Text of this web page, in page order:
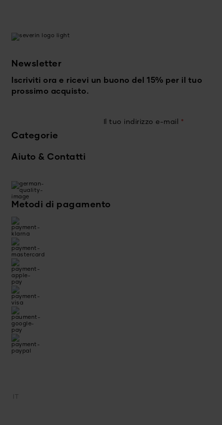
Newsletter
Iscriviti ora e ricevi un buono del 15% per il tuo
prossimo acquisto.
Il tuo indirizzo e-mail *
Categorie
Aiuto & Contatti
Metodi di pagamento